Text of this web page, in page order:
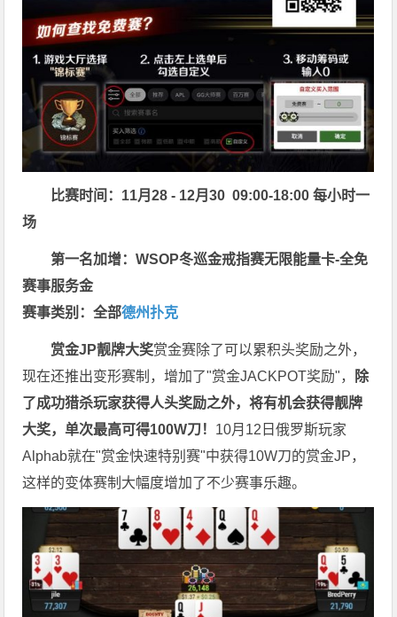
比赛时间：11月28 - 12月30 09:00-18:00 每小时一
场
第一名加增：WSOP冬巡金戒指赛无限能量卡-全免
赛事服务金
赛事类别：全部德州扑克
赏金JP靓牌大奖赏金赛除了可以累积头奖励之外，
现在还推出变形赛制，增加了"赏金JACKPOT奖励"，
除
了成功猎杀玩家获得人头奖励之外，将有机会获得靓牌
大奖，单次最高可得100W刀！ 10月12日俄罗斯玩家
Alphab就在"赏金快速特别赛"中获得10W刀的赏金JP，
这样的变体赛制大幅度增加了不少赛事乐趣。